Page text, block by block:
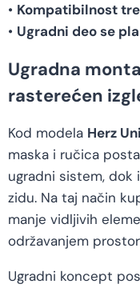
• Kompatibilnost
• Ugradni deo se
Ugradna
rasterećen
Kod modela Herz
maska i ručica
ugradni sistem, dok
zidu. Na taj način
manje vidljivih
održavanjem
Ugradni koncept